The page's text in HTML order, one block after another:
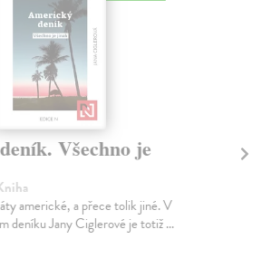
Všechno je
americké, a přece tolik jiné. V
deníku Jany Ciglerové je totiž ...